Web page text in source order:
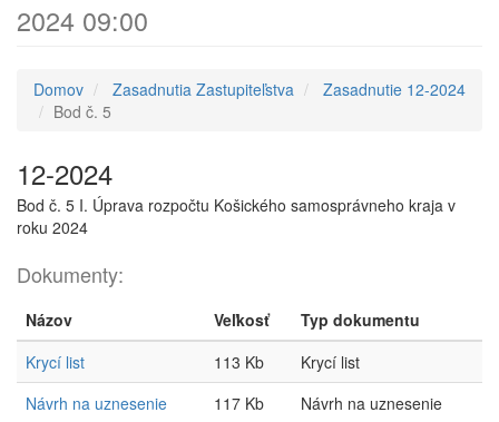
2024 09:00
Domov Zasadnutia Zastupiteľstva
Zasadnutie 12-2024
Bod č. 5
12-2024
Bod č. 5 I. Úprava rozpočtu Košického samosprávneho kraja v
roku 2024
Dokumenty:
Názov Veľkosť
Typ dokumentu
Krycí list
113 Kb
Krycí list
Návrh na uznesenie
117 Kb
Návrh na uznesenie